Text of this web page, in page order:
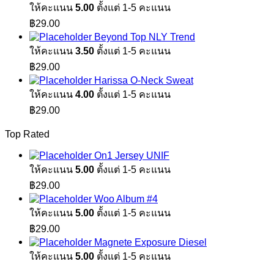
ให้คะแนน 5.00 ตั้งแต่ 1-5 คะแนน
฿29.00
Beyond Top NLY Trend
ให้คะแนน 3.50 ตั้งแต่ 1-5 คะแนน
฿29.00
Harissa O-Neck Sweat
ให้คะแนน 4.00 ตั้งแต่ 1-5 คะแนน
฿29.00
Top Rated
On1 Jersey UNIF
ให้คะแนน 5.00 ตั้งแต่ 1-5 คะแนน
฿29.00
Woo Album #4
ให้คะแนน 5.00 ตั้งแต่ 1-5 คะแนน
฿29.00
Magnete Exposure Diesel
ให้คะแนน 5.00 ตั้งแต่ 1-5 คะแนน